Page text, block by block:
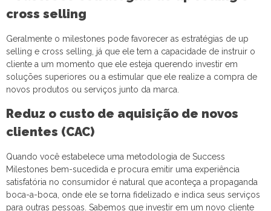
cross selling
Geralmente o milestones pode favorecer as estratégias de up
selling e cross selling, já que ele tem a capacidade de instruir o
cliente a um momento que ele esteja querendo investir em
soluções superiores ou a estimular que ele realize a compra de
novos produtos ou serviços junto da marca.
Reduz o custo de aquisição de novos
clientes (CAC)
Quando você estabelece uma metodologia de Success
Milestones bem-sucedida e procura emitir uma experiência
satisfatória no consumidor é natural que aconteça a propaganda
boca-a-boca, onde ele se torna fidelizado e indica seus serviços
para outras pessoas. Sabemos que investir em um novo cliente